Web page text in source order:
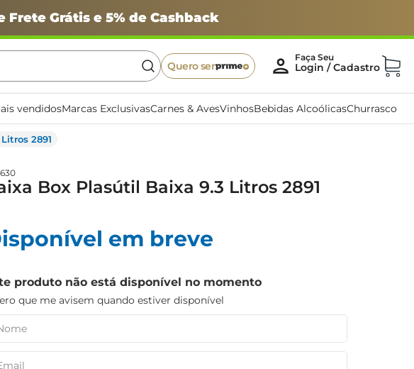
Frete Grátis e 5% de Cashback
Quero ser
vendidosMarcas ExclusivasCarnes & AvesVinhosBebidas AlcoólicasChurrasco
2891
Box Plasútil Baixa 9.3 Litros 2891
em breve
produto não está disponível no momento
que me avisem quando estiver disponível